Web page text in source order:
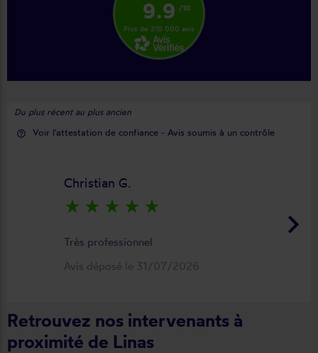
9.9 /10
Plus de 210 000 avis
Du plus récent au plus ancien
help_outline Voir l'attestation de confiance - Avis soumis à un contrôle
keyboard_arrow_right
Christian G.
star_rate star_rate star_rate star_rate star_rate
Très professionnel
Avis déposé le 31/07/2026
Retrouvez nos intervenants à
proximité de Linas